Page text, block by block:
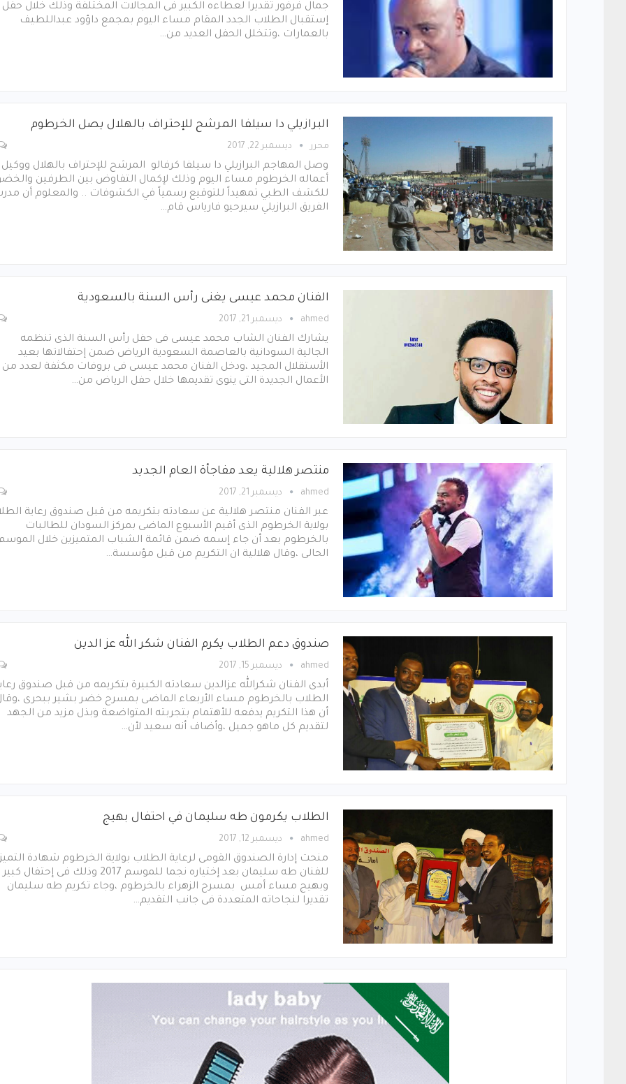
جمال فرفور تقديرا لعطاءه الكبير فى المجالات المختلفة وذلك خلال حفل
إستقبال الطلاب الجدد المقام مساء اليوم بمجمع داؤود عبداللطيف
بالعمارات ،وتتخلل الحفل العديد من…
البرازيلي دا سيلفا المرشح للإحتراف بالهلال يصل الخرطوم
محرر ديسمبر 22, 2017
وصل المهاجم البرازيلي دا سيلفا كرفالو المرشح للإحتراف بالهلال ووكيل
أعماله الخرطوم مساء اليوم وذلك لإكمال التفاوض بين الطرفين
للكشف الطبي تمهيداً للتوقيع رسمياً في الكشوفات .. والمعلوم أن
الفريق البرازيلي سيرحيو فارياس قام…
الفنان محمد عيسى يغنى رأس السنة بالسعودية
ahmed ديسمبر 21, 2017
يشارك الفنان الشاب محمد عيسى فى حفل رأس السنة الذى تنظمه
الجالية السودانية بالعاصمة السعودية الرياض ضمن إحتفالاتها بعيد
الأستقلال المجيد ،ودخل الفنان محمد عيسى فى بروفات مكثفة لعدد من
الأعمال الجديدة التى ينوى تقديمها خلال حفل الرياض من…
منتصر هلالية يعد مفاجأة العام الجديد
ahmed ديسمبر 21, 2017
عبر الفنان منتصر هلالية عن سعادته بتكريمه من قبل صندوق رعاية
بولاية الخرطوم الذى أقيم الأسبوع الماضى بمركز السودان للطالبات
بالخرطوم بعد أن جاء إسمه ضمن قائمة الشباب المتميزين خلال
الحالى ،وقال هلالية ان التكريم من قبل مؤسسة…
صندوق دعم الطلاب يكرم الفنان شكر الله عز الدين
ahmed ديسمبر 15, 2017
أبدى الفنان شكرالله عزالدين سعادته الكبيرة بتكريمه من قبل صندوق
الطلاب بالخرطوم مساء الأربعاء الماضى بمسرح خضر بشير ببحرى
أن هذا التكريم يدفعه للأهتمام بتجربته المتواضعة وبذل مزيد من الجهد
لتقديم كل ماهو جميل ،وأضاف أنه سعيد لأن…
الطلاب يكرمون طه سليمان في احتفال بهيج
ahmed ديسمبر 12, 2017
منحت إدارة الصندوق القومى لرعاية الطلاب بولاية الخرطوم شهادة التميز
للفنان طه سليمان بعد إختياره نجما للموسم 2017 وذلك فى إحتفال كبير
وبهيج مساء أمس بمسرح الزهراء بالخرطوم ،وجاء تكريم طه سليمان
تقديرا لنجاحاته المتعددة فى جانب التقديم…